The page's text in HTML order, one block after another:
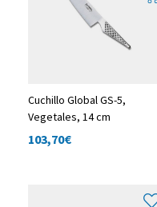
Cuchillo Global GS-5,
Vegetales, 14 cm
103,70€